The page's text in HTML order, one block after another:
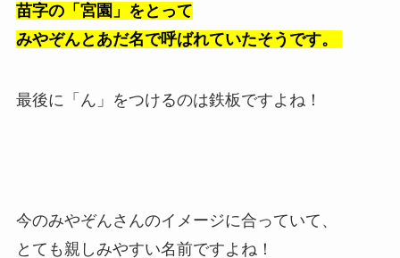
苗字の「宮園」をとって
みやぞんとあだ名で呼ばれていたそうです。
最後に「ん」をつけるのは鉄板ですよね！
今のみやぞんさんのイメージに合っていて、
とても親しみやすい名前ですよね！